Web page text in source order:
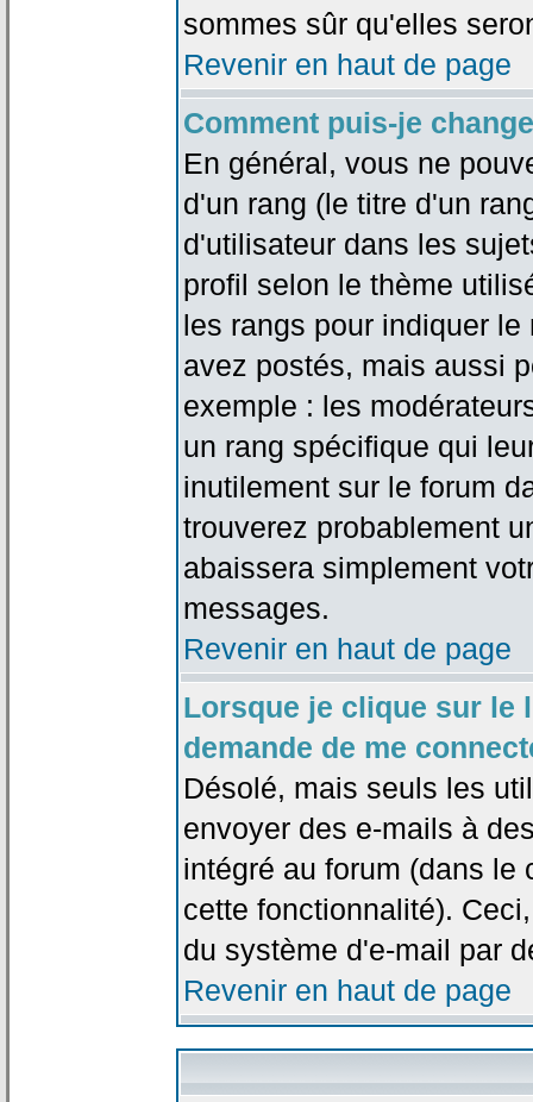
sommes sûr qu'elles
Revenir en haut de page
Comment puis-je
En général, vous ne
d'un rang (le titre d'un
d'utilisateur dans les
profil selon le thème
les rangs pour indiquer
avez postés, mais aussi
exemple : les
un rang spécifique qui
inutilement sur le forum
trouverez probablement
abaissera simplement
messages.
Revenir en haut de page
Lorsque je clique sur le
demande de me
Désolé, mais seuls les
envoyer des e-mails à
intégré au forum (dans le
cette fonctionnalité).
du système d'e-mail par
Revenir en haut de page